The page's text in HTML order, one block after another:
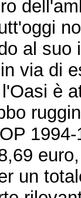
al suo
via di
è
un